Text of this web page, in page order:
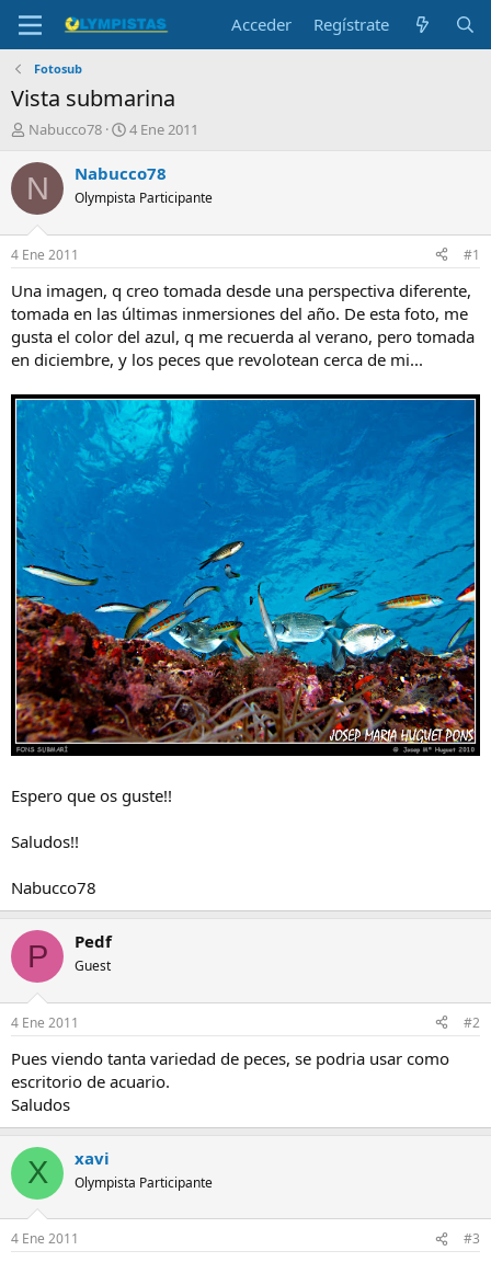
Acceder Regístrate
Fotosub
Vista submarina
I
i
c
a
d
o
r
e
l
t
m
Nabucco78
F
c
a
i
n
i
c
i
o
4 Ene 2011
N Nabucco78
Olympista Participante
4 Ene 2011 #1
Una imagen, q creo tomada desde una perspectiva diferente,
tomada en las últimas inmersiones del año. De esta foto, me
gusta el color del azul, q me recuerda al verano, pero tomada
en diciembre, y los peces que revolotean cerca de mi...
Espero que os guste!!
Saludos!!
Nabucco78
P Pedf
Guest
4 Ene 2011 #2
Pues viendo tanta variedad de peces, se podria usar como
escritorio de acuario.
Saludos
X xavi
Olympista Participante
4 Ene 2011 #3